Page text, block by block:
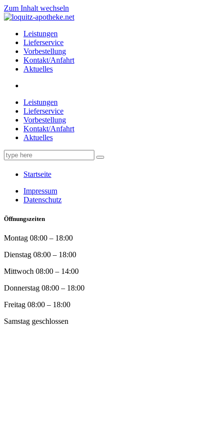
Zum Inhalt wechseln
Leistungen
Lieferservice
Vorbestellung
Kontakt/Anfahrt
Aktuelles
Leistungen
Lieferservice
Vorbestellung
Kontakt/Anfahrt
Aktuelles
Startseite
Impressum
Datenschutz
Öffnungszeiten
Montag 08:00 – 18:00
Dienstag 08:00 – 18:00
Mittwoch 08:00 – 14:00
Donnerstag 08:00 – 18:00
Freitag 08:00 – 18:00
Samstag geschlossen